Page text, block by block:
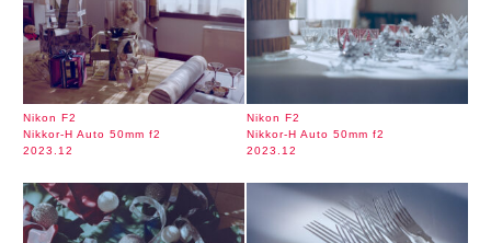
Nikon F2
Nikkor-H Auto 50mm f2
2023.12
Nikon F2
Nikkor-H Auto 50mm f2
2023.12